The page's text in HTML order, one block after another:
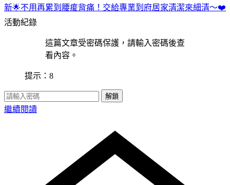
新🌟不用再累到腰痠背痛！交給專業到府居家清潔來細清～❤️
活動紀錄
這篇文章受密碼保護，請輸入密碼後查
看內容。
提示：8
解鎖
繼續閱讀